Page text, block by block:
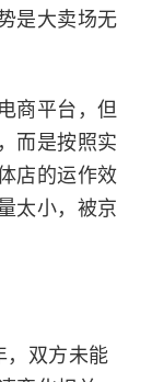
是大卖场无
商平台，但
而是按照实
店的运作效
太小，被京
，双方未能